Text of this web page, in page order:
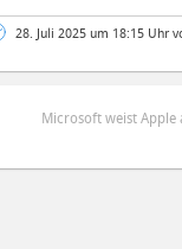
28. Juli 2025 um 18:15 Uhr
Microsoft weist Apple